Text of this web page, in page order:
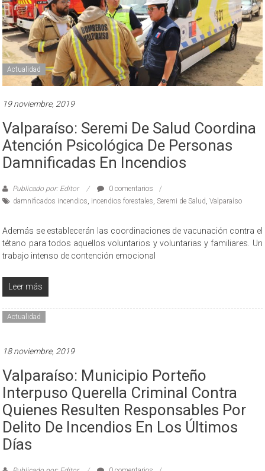
Actualidad
19 noviembre, 2019
Valparaíso: Seremi De Salud Coordina
Atención Psicológica De Personas
Damnificadas En Incendios
Publicado por: Editor
0 comentarios
damnificados incendios incendios forestales ,Seremi de Salud ,Valparaíso
Además se establecerán las coordinaciones de vacunación contra el
tétano para todos aquellos voluntarios y voluntarias y familiares. Un
trabajo intenso de contención emocional
Leer más
Actualidad
18 noviembre, 2019
Valparaíso: Municipio Porteño
Interpuso Querella Criminal Contra
Quienes Resulten Responsables Por
Delito De Incendios En Los Últimos
Días